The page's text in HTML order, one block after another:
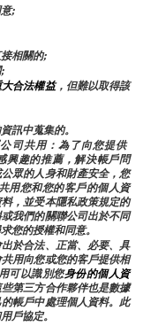
;
相關的;
合法權益，但難以取得該
訊中蒐集的。
司共用：為了向您提供
趣的推薦，解決帳戶問
眾的人身和財產安全，您
用您和您的客戶的個人資
，並受本隱私政策規定的
我們的關聯公司出於不同
您的授權和同意。
於合法、正當、必要、具
用向您或您的客戶提供相
可以識別您身份的個人資
第三方合作夥伴也是數據
帳戶中處理個人資料。此
戶協定。